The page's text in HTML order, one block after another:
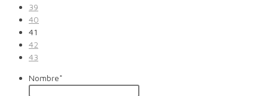
39
40
41
42
43
Nombre*